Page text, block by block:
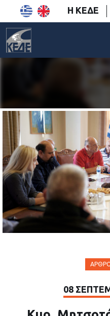
Η ΚΕΔΕ
ΆΡΘΡΟ
08